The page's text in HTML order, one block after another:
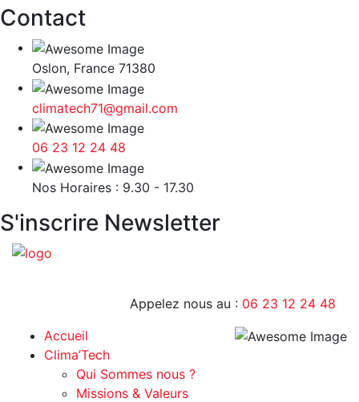
Contact
Oslon, France 71380
climatech71@gmail.com
06 23 12 24 48
Nos Horaires : 9.30 - 17.30
S'inscrire Newsletter
Appelez nous au : 06 23 12 24 48
Accueil
Clima’Tech
Qui Sommes nous ?
Missions & Valeurs